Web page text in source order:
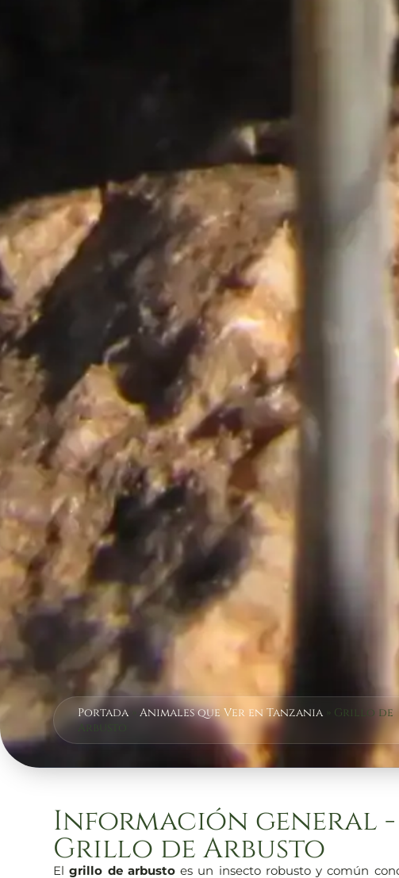
Portada »Animales que Ver en Tanzania » Grillo de
Arbusto
Información general -
Grillo de Arbusto
Elgrillo de arbustoes un insecto robusto y común